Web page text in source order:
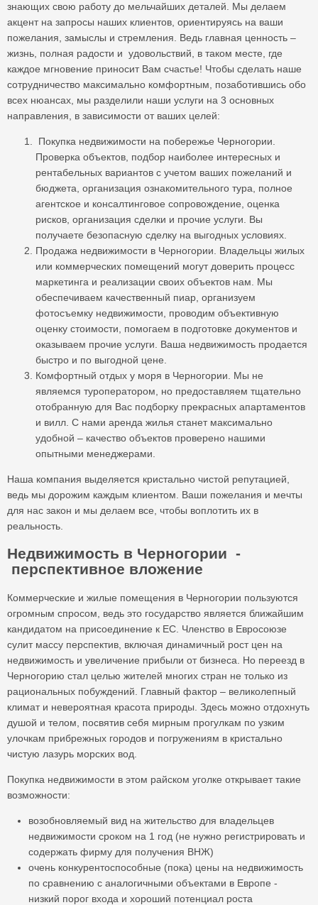
знающих свою работу до мельчайших деталей. Мы делаем
акцент на запросы наших клиентов, ориентируясь на ваши
пожелания, замыслы и стремления. Ведь главная ценность –
жизнь, полная радости и удовольствий, в таком месте, где
каждое мгновение приносит Вам счастье! Чтобы сделать наше
сотрудничество максимально комфортным, позаботившись обо
всех нюансах, мы разделили наши услуги на 3 основных
направления, в зависимости от ваших целей:
Покупка недвижимости на побережье Черногории.
Проверка объектов, подбор наиболее интересных и
рентабельных вариантов с учетом ваших пожеланий и
бюджета, организация ознакомительного тура, полное
агентское и консалтинговое сопровождение, оценка
рисков, организация сделки и прочие услуги. Вы
получаете безопасную сделку на выгодных условиях.
Продажа недвижимости в Черногории. Владельцы жилых
или коммерческих помещений могут доверить процесс
маркетинга и реализации своих объектов нам. Мы
обеспечиваем качественный пиар, организуем
фотосъемку недвижимости, проводим объективную
оценку стоимости, помогаем в подготовке документов и
оказываем прочие услуги. Ваша недвижимость продается
быстро и по выгодной цене.
Комфортный отдых у моря в Черногории. Мы не
являемся туроператором, но предоставляем тщательно
отобранную для Вас подборку прекрасных апартаментов
и вилл. С нами аренда жилья станет максимально
удобной – качество объектов проверено нашими
опытными менеджерами.
Наша компания выделяется кристально чистой репутацией,
ведь мы дорожим каждым клиентом. Ваши пожелания и мечты
для нас закон и мы делаем все, чтобы воплотить их в
реальность.
Недвижимость в Черногории -
перспективное вложение
Коммерческие и жилые помещения в Черногории пользуются
огромным спросом, ведь это государство является ближайшим
кандидатом на присоединение к ЕС. Членство в Евросоюзе
сулит массу перспектив, включая динамичный рост цен на
недвижимость и увеличение прибыли от бизнеса. Но переезд в
Черногорию стал целью жителей многих стран не только из
рациональных побуждений. Главный фактор – великолепный
климат и невероятная красота природы. Здесь можно отдохнуть
душой и телом, посвятив себя мирным прогулкам по узким
улочкам прибрежных городов и погружениям в кристально
чистую лазурь морских вод.
Покупка недвижимости в этом райском уголке открывает такие
возможности:
возобновляемый вид на жительство для владельцев
недвижимости сроком на 1 год (не нужно регистрировать и
содержать фирму для получения ВНЖ)
очень конкурентоспособные (пока) цены на недвижимость
по сравнению с аналогичными объектами в Европе -
низкий порог входа и хороший потенциал роста